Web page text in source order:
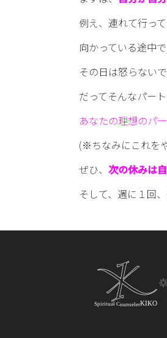
例え、連れて行っ
向かっている途中
その日は怒らない
だってそんなパー
あなたの理想のパ
(※ちなみにこれを
ぜひ、 次の休みは
そして、週に１回